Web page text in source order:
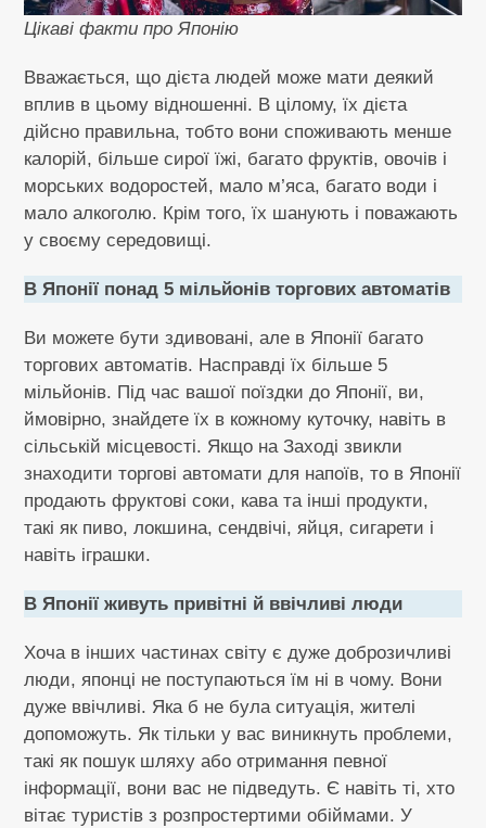
Цікаві факти про Японію
Вважається, що дієта людей може мати деякий
вплив в цьому відношенні. В цілому, їх дієта
дійсно правильна, тобто вони споживають менше
калорій, більше сирої їжі, багато фруктів, овочів і
морських водоростей, мало м’яса, багато води і
мало алкоголю. Крім того, їх шанують і поважають
у своєму середовищі.
В Японії понад 5 мільйонів торгових автоматів
Ви можете бути здивовані, але в Японії багато
торгових автоматів. Насправді їх більше 5
мільйонів. Під час вашої поїздки до Японії, ви,
ймовірно, знайдете їх в кожному куточку, навіть в
сільській місцевості. Якщо на Заході звикли
знаходити торгові автомати для напоїв, то в Японії
продають фруктові соки, кава та інші продукти,
такі як пиво, локшина, сендвічі, яйця, сигарети і
навіть іграшки.
В Японії живуть привітні й ввічливі люди
Хоча в інших частинах світу є дуже доброзичливі
люди, японці не поступаються їм ні в чому. Вони
дуже ввічливі. Яка б не була ситуація, жителі
допоможуть. Як тільки у вас виникнуть проблеми,
такі як пошук шляху або отримання певної
інформації, вони вас не підведуть. Є навіть ті, хто
вітає туристів з розпростертими обіймами. У